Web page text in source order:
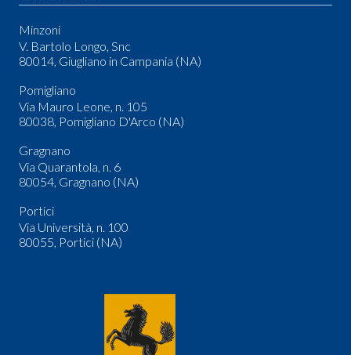
Minzoni
V. Bartolo Longo, Snc
80014, Giugliano in Campania (NA)
Pomigliano
Via Mauro Leone, n. 105
80038, Pomigliano D'Arco (NA)
Gragnano
Via Quarantola, n. 6
80054, Gragnano (NA)
Portici
Via Università, n. 100
80055, Portici (NA)